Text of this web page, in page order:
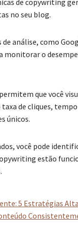
de copywriting
no seu blog.
análise, como
monitorar o
que você
de cliques,
únicos.
você pode
estão
5 Estratégias